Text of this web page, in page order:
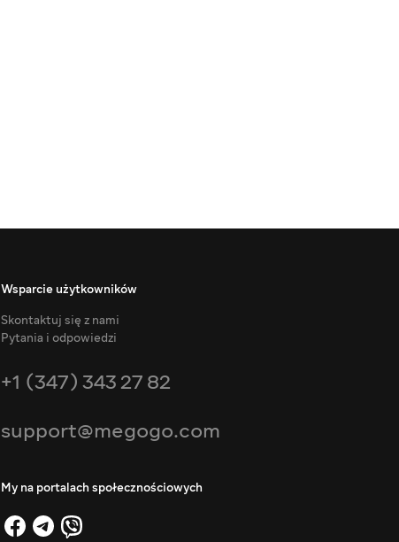
Wsparcie użytkowników
Skontaktuj się z nami
Pytania i odpowiedzi
+1 (347) 343 27 82
support@megogo.com
My na portalach społecznościowych